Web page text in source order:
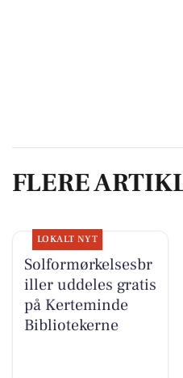
FLERE
LOKALT NYT
Solformørkelsesbr
iller uddeles gratis
på Kerteminde
Bibliotekerne